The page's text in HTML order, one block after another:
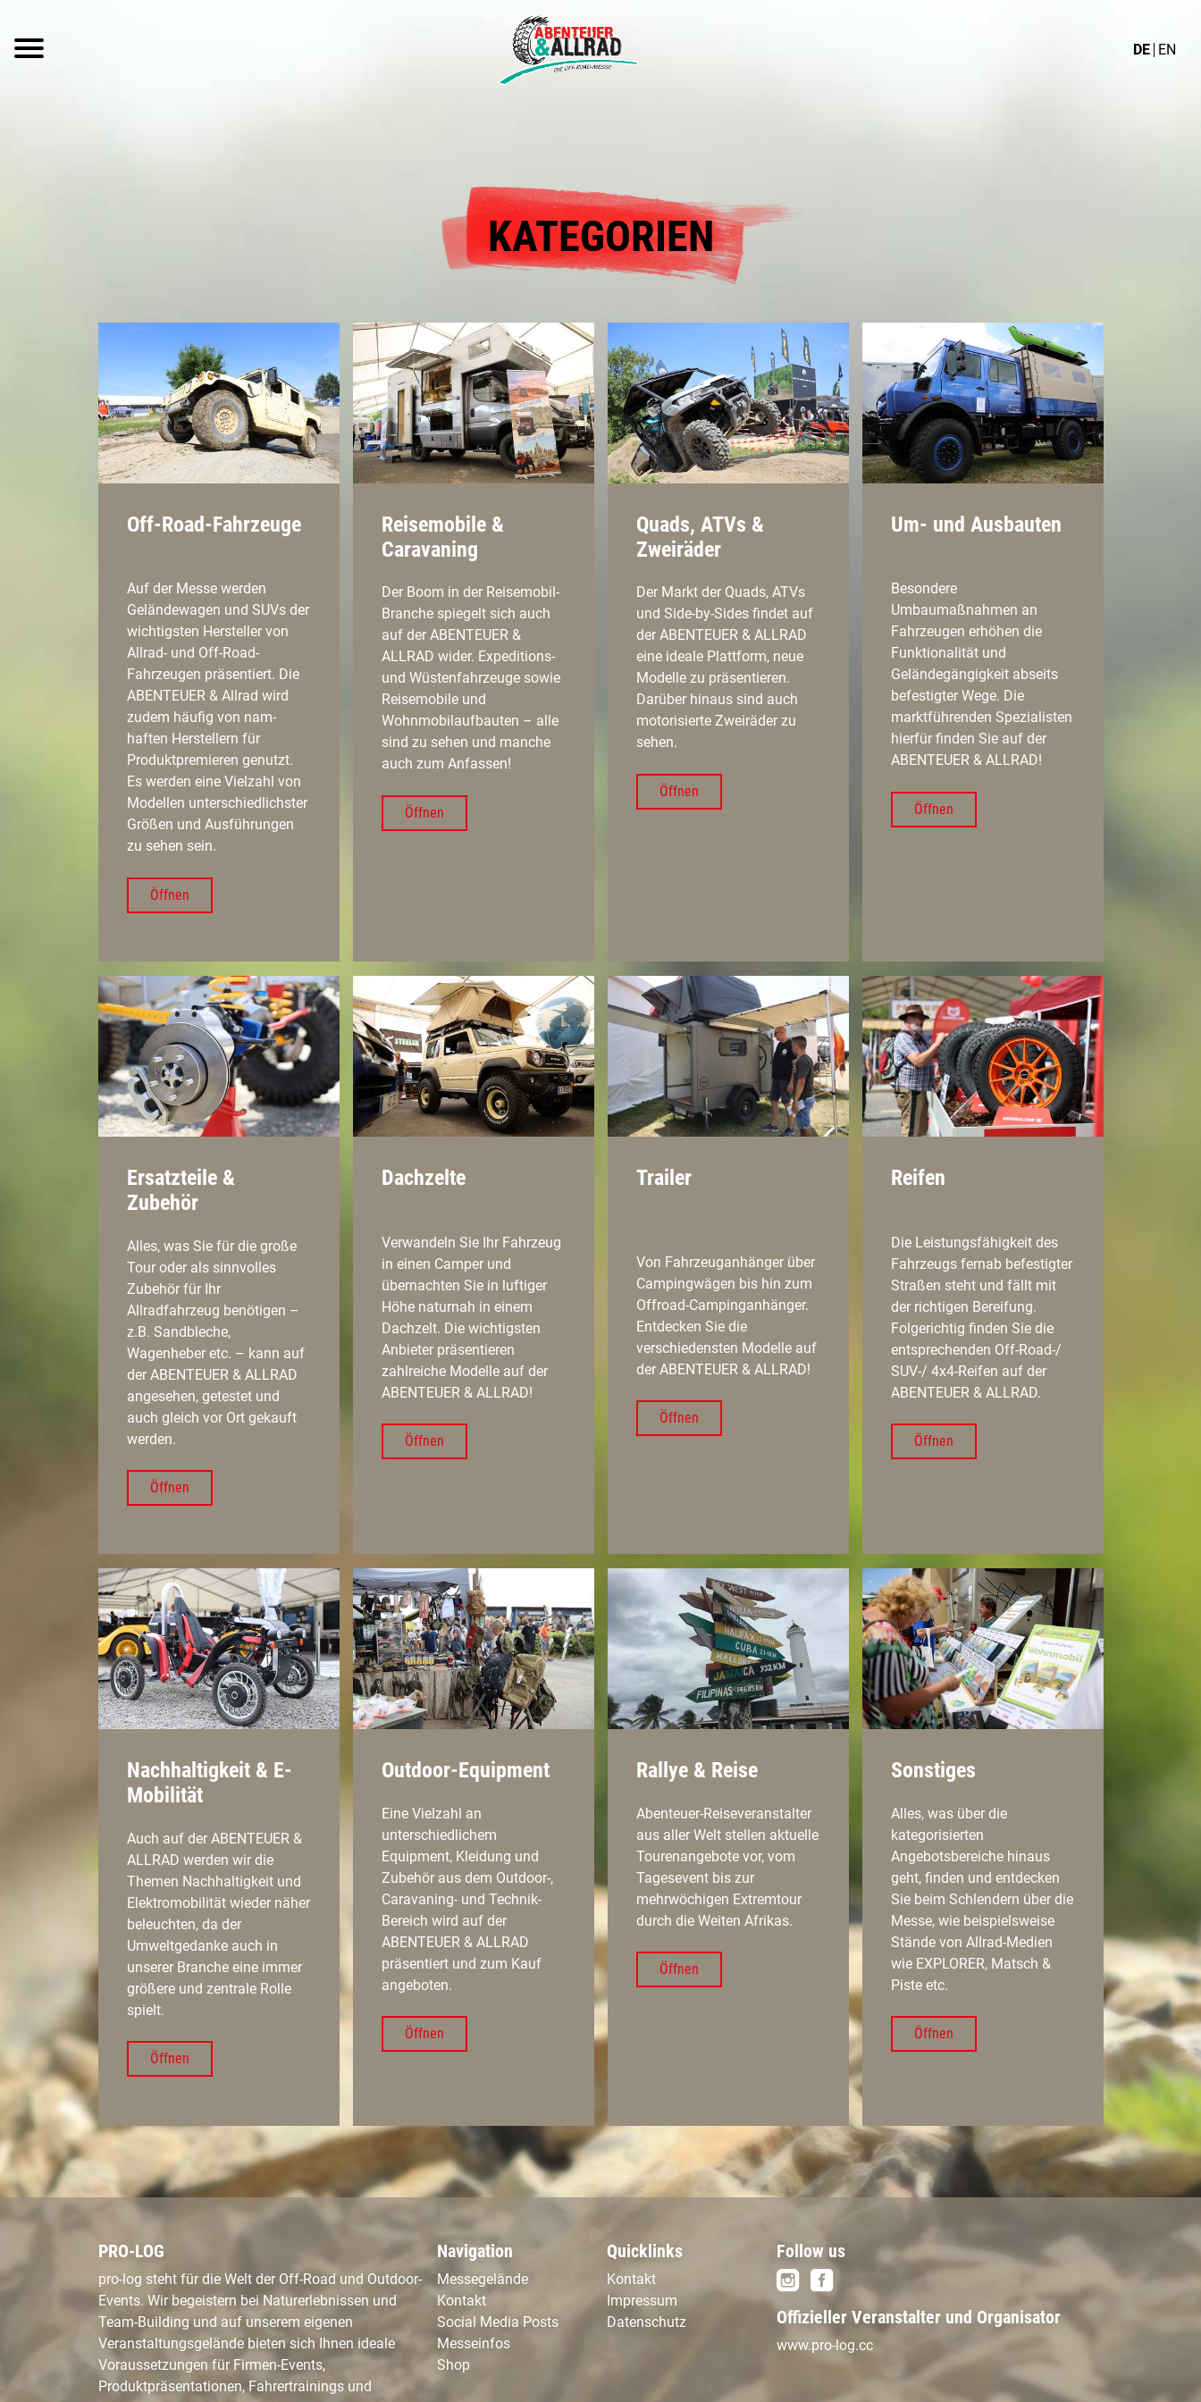
DE EN
KATEGORIEN
Off-Road-Fahrzeuge
Auf der Messe werden
Geländewagen und SUVs der
wichtigsten Hersteller von
Allrad- und Off-Road-
Fahrzeugen präsentiert. Die
ABENTEUER & Allrad wird
zudem häufig von nam-
haften Herstellern für
Produktpremieren genutzt.
Es werden eine Vielzahl von
Modellen unterschiedlichster
Größen und Ausführungen
zu sehen sein.
Öffnen
Reisemobile &
Caravaning
Der Boom in der Reisemobil-
Branche spiegelt sich auch
auf der ABENTEUER &
ALLRAD wider. Expeditions-
und Wüstenfahrzeuge sowie
Reisemobile und
Wohnmobilaufbauten – alle
sind zu sehen und manche
auch zum Anfassen!
Öffnen
Quads, ATVs &
Zweiräder
Der Markt der Quads, ATVs
und Side-by-Sides findet auf
der ABENTEUER & ALLRAD
eine ideale Plattform, neue
Modelle zu präsentieren.
Darüber hinaus sind auch
motorisierte Zweiräder zu
sehen.
Öffnen
Um- und Ausbauten
Besondere
Umbaumaßnahmen an
Fahrzeugen erhöhen die
Funktionalität und
Geländegängigkeit abseits
befestigter Wege. Die
marktführenden Spezialisten
hierfür finden Sie auf der
ABENTEUER & ALLRAD!
Öffnen
Ersatzteile &
Zubehör
Alles, was Sie für die große
Tour oder als sinnvolles
Zubehör für Ihr
Allradfahrzeug benötigen –
z.B. Sandbleche,
Wagenheber etc. – kann auf
der ABENTEUER & ALLRAD
angesehen, getestet und
auch gleich vor Ort gekauft
werden.
Öffnen
Dachzelte
Verwandeln Sie Ihr Fahrzeug
in einen Camper und
übernachten Sie in luftiger
Höhe naturnah in einem
Dachzelt. Die wichtigsten
Anbieter präsentieren
zahlreiche Modelle auf der
ABENTEUER & ALLRAD!
Öffnen
Trailer
Von Fahrzeuganhänger über
Campingwägen bis hin zum
Offroad-Campinganhänger.
Entdecken Sie die
verschiedensten Modelle auf
der ABENTEUER & ALLRAD!
Öffnen
Reifen
Die Leistungsfähigkeit des
Fahrzeugs fernab befestigter
Straßen steht und fällt mit
der richtigen Bereifung.
Folgerichtig finden Sie die
entsprechenden Off-Road-/
SUV-/ 4x4-Reifen auf der
ABENTEUER & ALLRAD.
Öffnen
Nachhaltigkeit & E-
Mobilität
Auch auf der ABENTEUER &
ALLRAD werden wir die
Themen Nachhaltigkeit und
Elektromobilität wieder näher
beleuchten, da der
Umweltgedanke auch in
unserer Branche eine immer
größere und zentrale Rolle
spielt.
Öffnen
Outdoor-Equipment
Eine Vielzahl an
unterschiedlichem
Equipment, Kleidung und
Zubehör aus dem Outdoor-,
Caravaning- und Technik-
Bereich wird auf der
ABENTEUER & ALLRAD
präsentiert und zum Kauf
angeboten.
Öffnen
Rallye & Reise
Abenteuer-Reiseveranstalter
aus aller Welt stellen aktuelle
Tourenangebote vor, vom
Tagesevent bis zur
mehrwöchigen Extremtour
durch die Weiten Afrikas.
Öffnen
Sonstiges
Alles, was über die
kategorisierten
Angebotsbereiche hinaus
geht, finden und entdecken
Sie beim Schlendern über die
Messe, wie beispielsweise
Stände von Allrad-Medien
wie EXPLORER, Matsch &
Piste etc.
Öffnen
PRO-LOG
pro-log steht für die Welt der Off-Road und Outdoor-
Events. Wir begeistern bei Naturerlebnissen und
Team-Building und auf unserem eigenen
Veranstaltungsgelände bieten sich Ihnen ideale
Voraussetzungen für Firmen-Events,
Produktpräsentationen, Fahrertrainings und
Navigation
Messegelände
Kontakt
Social Media Posts
Messeinfos
Shop
Quicklinks
Kontakt
Impressum
Datenschutz
Follow us
Offizieller Veranstalter und Organisator
www.pro-log.cc